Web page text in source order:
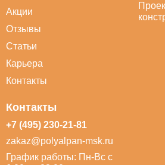
Акции
Отзывы
Статьи
Карьера
Контакты
Контакты
+7 (495) 230-21-81
zakaz@polyalpan-msk.ru
График работы: Пн-Вс с